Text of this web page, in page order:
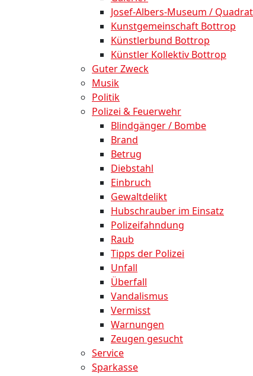
Josef-Albers-Museum / Quadrat
Kunstgemeinschaft Bottrop
Künstlerbund Bottrop
Künstler Kollektiv Bottrop
Guter Zweck
Musik
Politik
Polizei & Feuerwehr
Blindgänger / Bombe
Brand
Betrug
Diebstahl
Einbruch
Gewaltdelikt
Hubschrauber im Einsatz
Polizeifahndung
Raub
Tipps der Polizei
Unfall
Überfall
Vandalismus
Vermisst
Warnungen
Zeugen gesucht
Service
Sparkasse